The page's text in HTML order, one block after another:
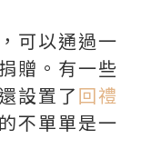
可以通過一
贈。有一些
設置了回禮
不單單是一